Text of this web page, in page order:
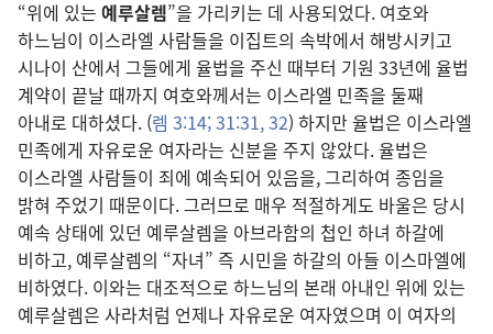
“위에 있는 예루살렘”을 가리키는 데 사용되었다. 여호와
하느님이 이스라엘 사람들을 이집트의 속박에서 해방시키고
시나이 산에서 그들에게 율법을 주신 때부터 기원 33년에 율법
계약이 끝날 때까지 여호와께서는 이스라엘 민족을 둘째
아내로 대하셨다. (렘 3:14;31:31, 32) 하지만 율법은 이스라엘
민족에게 자유로운 여자라는 신분을 주지 않았다. 율법은
이스라엘 사람들이 죄에 예속되어 있음을, 그리하여 종임을
밝혀 주었기 때문이다. 그러므로 매우 적절하게도 바울은 당시
예속 상태에 있던 예루살렘을 아브라함의 첩인 하녀 하갈에
비하고, 예루살렘의 “자녀” 즉 시민을 하갈의 아들 이스마엘에
비하였다. 이와는 대조적으로 하느님의 본래 아내인 위에 있는
예루살렘은 사라처럼 언제나 자유로운 여자였으며 이 여자의